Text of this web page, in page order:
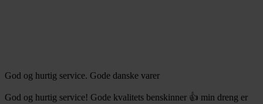
God og hurtig service. Gode danske varer
God og hurtig service! Gode kvalitets benskinner 👍 min dreng er